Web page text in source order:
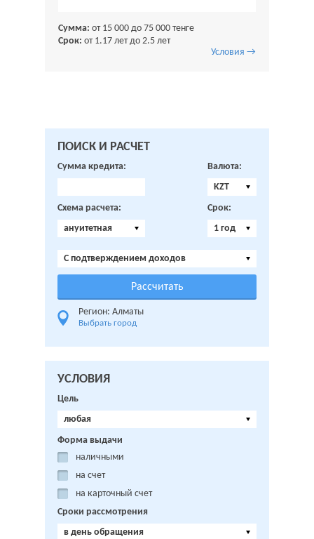
Сумма: от 15 000 до 75 000 тенге
Срок: от 1.17 лет до 2.5 лет
Условия →
ПОИСК И РАСЧЕТ
Сумма кредита:
Валюта:
KZT
Схема расчета:
ануитетная
Срок:
1 год
C подтверждением доходов
Регион: Алматы
Выбрать город
УСЛОВИЯ
Цель
любая
Форма выдачи
наличными
на счет
на карточный счет
Сроки рассмотрения
в день обращения